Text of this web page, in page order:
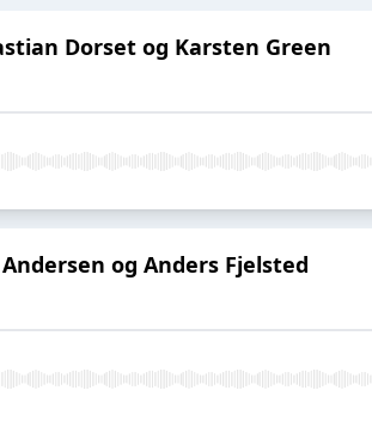
Dorset og Karsten Green
og Anders Fjelsted